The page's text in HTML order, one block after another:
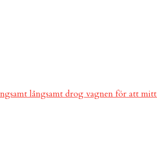
långsamt drog vagnen för att